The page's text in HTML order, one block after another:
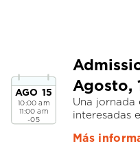
AGO 15
10:00 am
11:00 am
-05
Agosto,
Una jornada
interesadas
Más